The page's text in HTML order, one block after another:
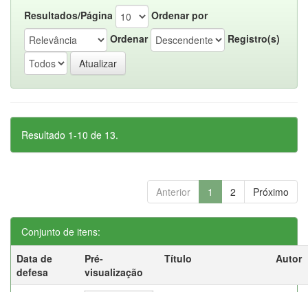
Resultados/Página
Ordenar por
Ordenar
Registro(s)
Resultado 1-10 de 13.
Anterior 1 2 Próximo
Conjunto de itens:
Data de
defesa
Pré-
visualização
Título Autor